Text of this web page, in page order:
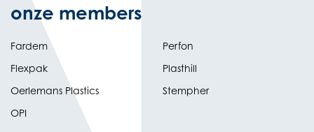
onze members
Fardem
Flexpak
Oerlemans Plastics
OPI
Perfon
Plasthill
Stempher